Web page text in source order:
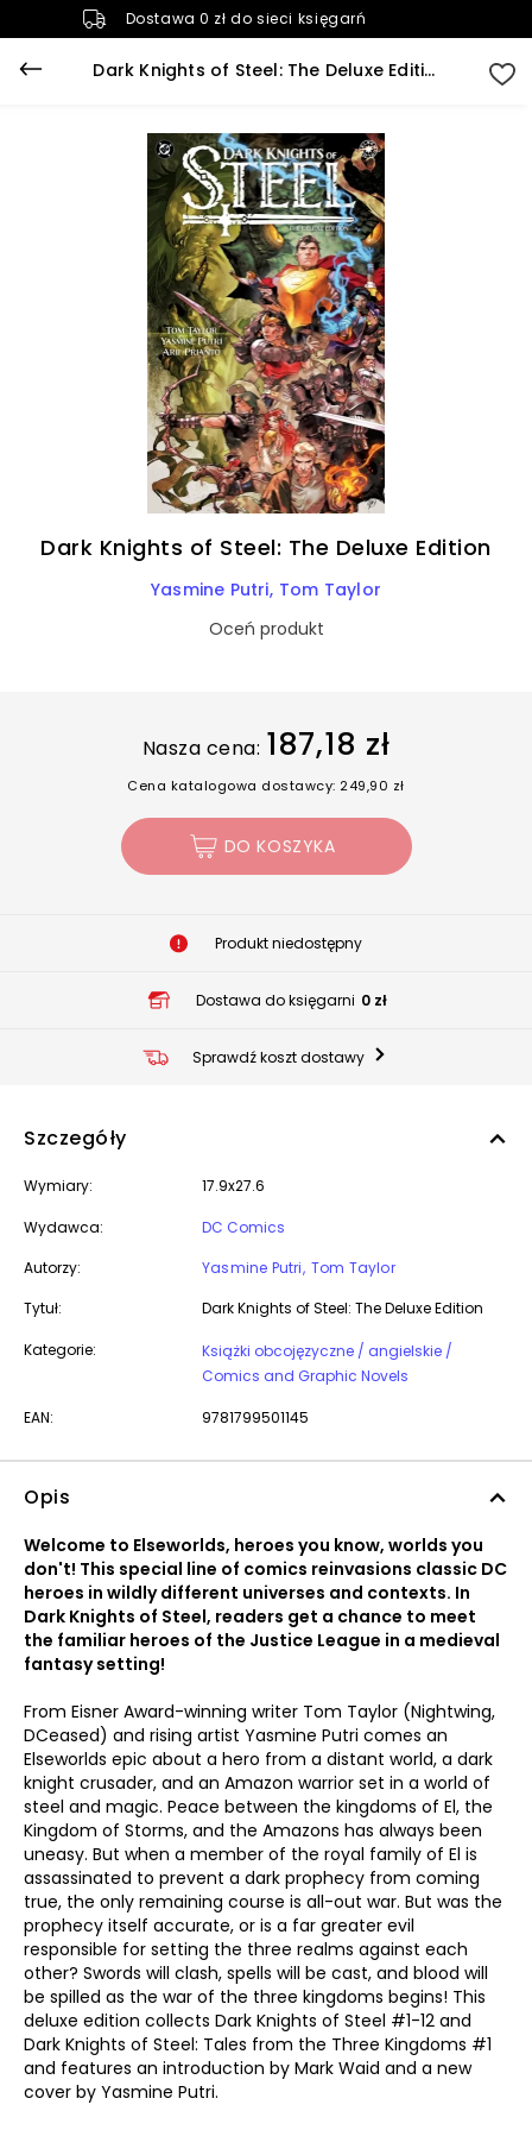
Dostawa 0 zł do sieci księgarń
Dark Knights of Steel: The Deluxe Edition
Dark Knights of Steel: The Deluxe Edition
Yasmine Putri Tom Taylor
Oceń produkt
Nasza cena: 187,18 zł
Cena katalogowa dostawcy: 249,90 zł
DO KOSZYKA
Produkt niedostępny
Dostawa do księgarni 0 zł
Sprawdź koszt dostawy
Szczegóły
Wymiary: 17.9x27.6
Wydawca:
DC Comics
Autorzy:
Yasmine Putri Tom Taylor
Tytuł:
Dark Knights of Steel: The Deluxe Edition
Kategorie:
Książki obcojęzyczne / angielskie /
Comics and Graphic Novels
EAN: 9781799501145
Opis
Welcome to Elseworlds, heroes you know, worlds you
don't! This special line of comics reinvasions classic DC
heroes in wildly different universes and contexts. In
Dark Knights of Steel, readers get a chance to meet
the familiar heroes of the Justice League in a medieval
fantasy setting!
From Eisner Award-winning writer Tom Taylor (Nightwing,
DCeased) and rising artist Yasmine Putri comes an
Elseworlds epic about a hero from a distant world, a dark
knight crusader, and an Amazon warrior set in a world of
steel and magic. Peace between the kingdoms of El, the
Kingdom of Storms, and the Amazons has always been
uneasy. But when a member of the royal family of El is
assassinated to prevent a dark prophecy from coming
true, the only remaining course is all-out war. But was the
prophecy itself accurate, or is a far greater evil
responsible for setting the three realms against each
other? Swords will clash, spells will be cast, and blood will
be spilled as the war of the three kingdoms begins! This
deluxe edition collects Dark Knights of Steel #1-12 and
Dark Knights of Steel: Tales from the Three Kingdoms #1
and features an introduction by Mark Waid and a new
cover by Yasmine Putri.